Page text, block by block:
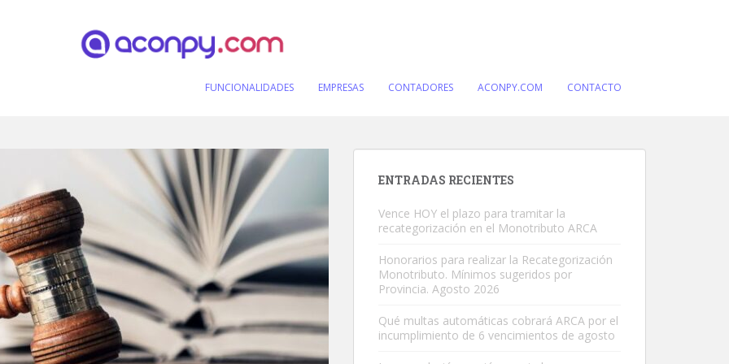
FUNCIONALIDADES EMPRESAS CONTADORES ACONPY.COM CONTACTO
ENTRADAS RECIENTES
Vence HOY el plazo para tramitar la
recategorización en el Monotributo ARCA
Honorarios para realizar la Recategorización
Monotributo. Mínimos sugeridos por
Provincia. Agosto 2026
Qué multas automáticas cobrará ARCA por el
incumplimiento de 6 vencimientos de agosto